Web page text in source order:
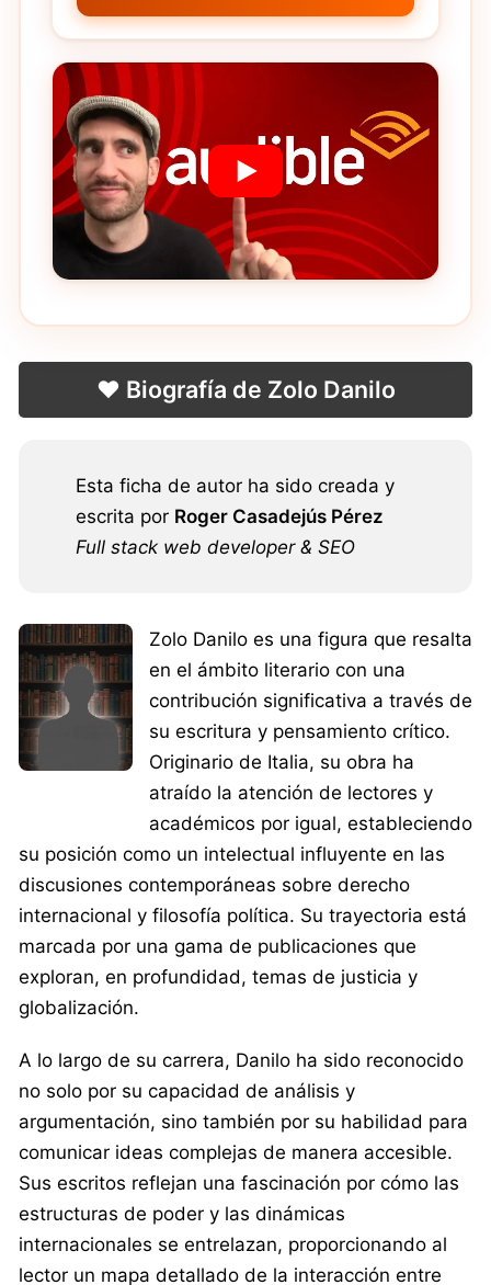
❤️ Biografía de Zolo Danilo
Esta ficha de autor ha sido creada y
escrita por Roger Casadejús Pérez
Full stack web developer & SEO
Zolo Danilo es una figura que resalta
en el ámbito literario con una
contribución significativa a través de
su escritura y pensamiento crítico.
Originario de Italia, su obra ha
atraído la atención de lectores y
académicos por igual, estableciendo
su posición como un intelectual influyente en las
discusiones contemporáneas sobre derecho
internacional y filosofía política. Su trayectoria está
marcada por una gama de publicaciones que
exploran, en profundidad, temas de justicia y
globalización.
A lo largo de su carrera, Danilo ha sido reconocido
no solo por su capacidad de análisis y
argumentación, sino también por su habilidad para
comunicar ideas complejas de manera accesible.
Sus escritos reflejan una fascinación por cómo las
estructuras de poder y las dinámicas
internacionales se entrelazan, proporcionando al
lector un mapa detallado de la interacción entre